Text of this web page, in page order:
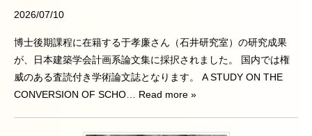
2026/07/10
博士後期課程に在籍する于孝廉さん（石井研究室）の研究成果
が、日本建築学会計画系論文集に採択されました。 国内では権
威のある査読付き学術論文誌となります。 A STUDY ON THE
CONVERSION OF SCHO … Read more »